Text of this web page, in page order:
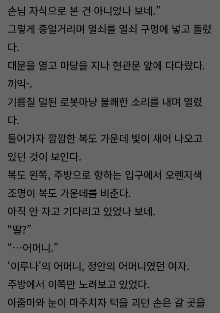
손님 자식으로 본 건 아니었나 보네.”
그렇게 중얼거리며 열쇠를 열쇠 구멍에 넣고 돌렸
다.
대문을 열고 마당을 지나 현관문 앞에 다다랐다.
끼익-.
기름칠 덜된 로봇마냥 불쾌한 소리를 내며 열렸
다.
들어가자 깜깜한 복도 가운데 빛이 새어 나오고
있던 것이 보인다.
복도 왼쪽, 주방으로 향하는 입구에서 오렌지색
조명이 복도 가운데를 비춘다.
아직 안 자고 기다리고 있었나 보네.
“딸?”
“…어머니.”
‘이루나’의 어머니, 정안의 어머니였던 여자.
주방에서 이쪽만 노려보고 있었다.
아줌마와 눈이 마주치자 턱을 괴던 손은 갈 곳을